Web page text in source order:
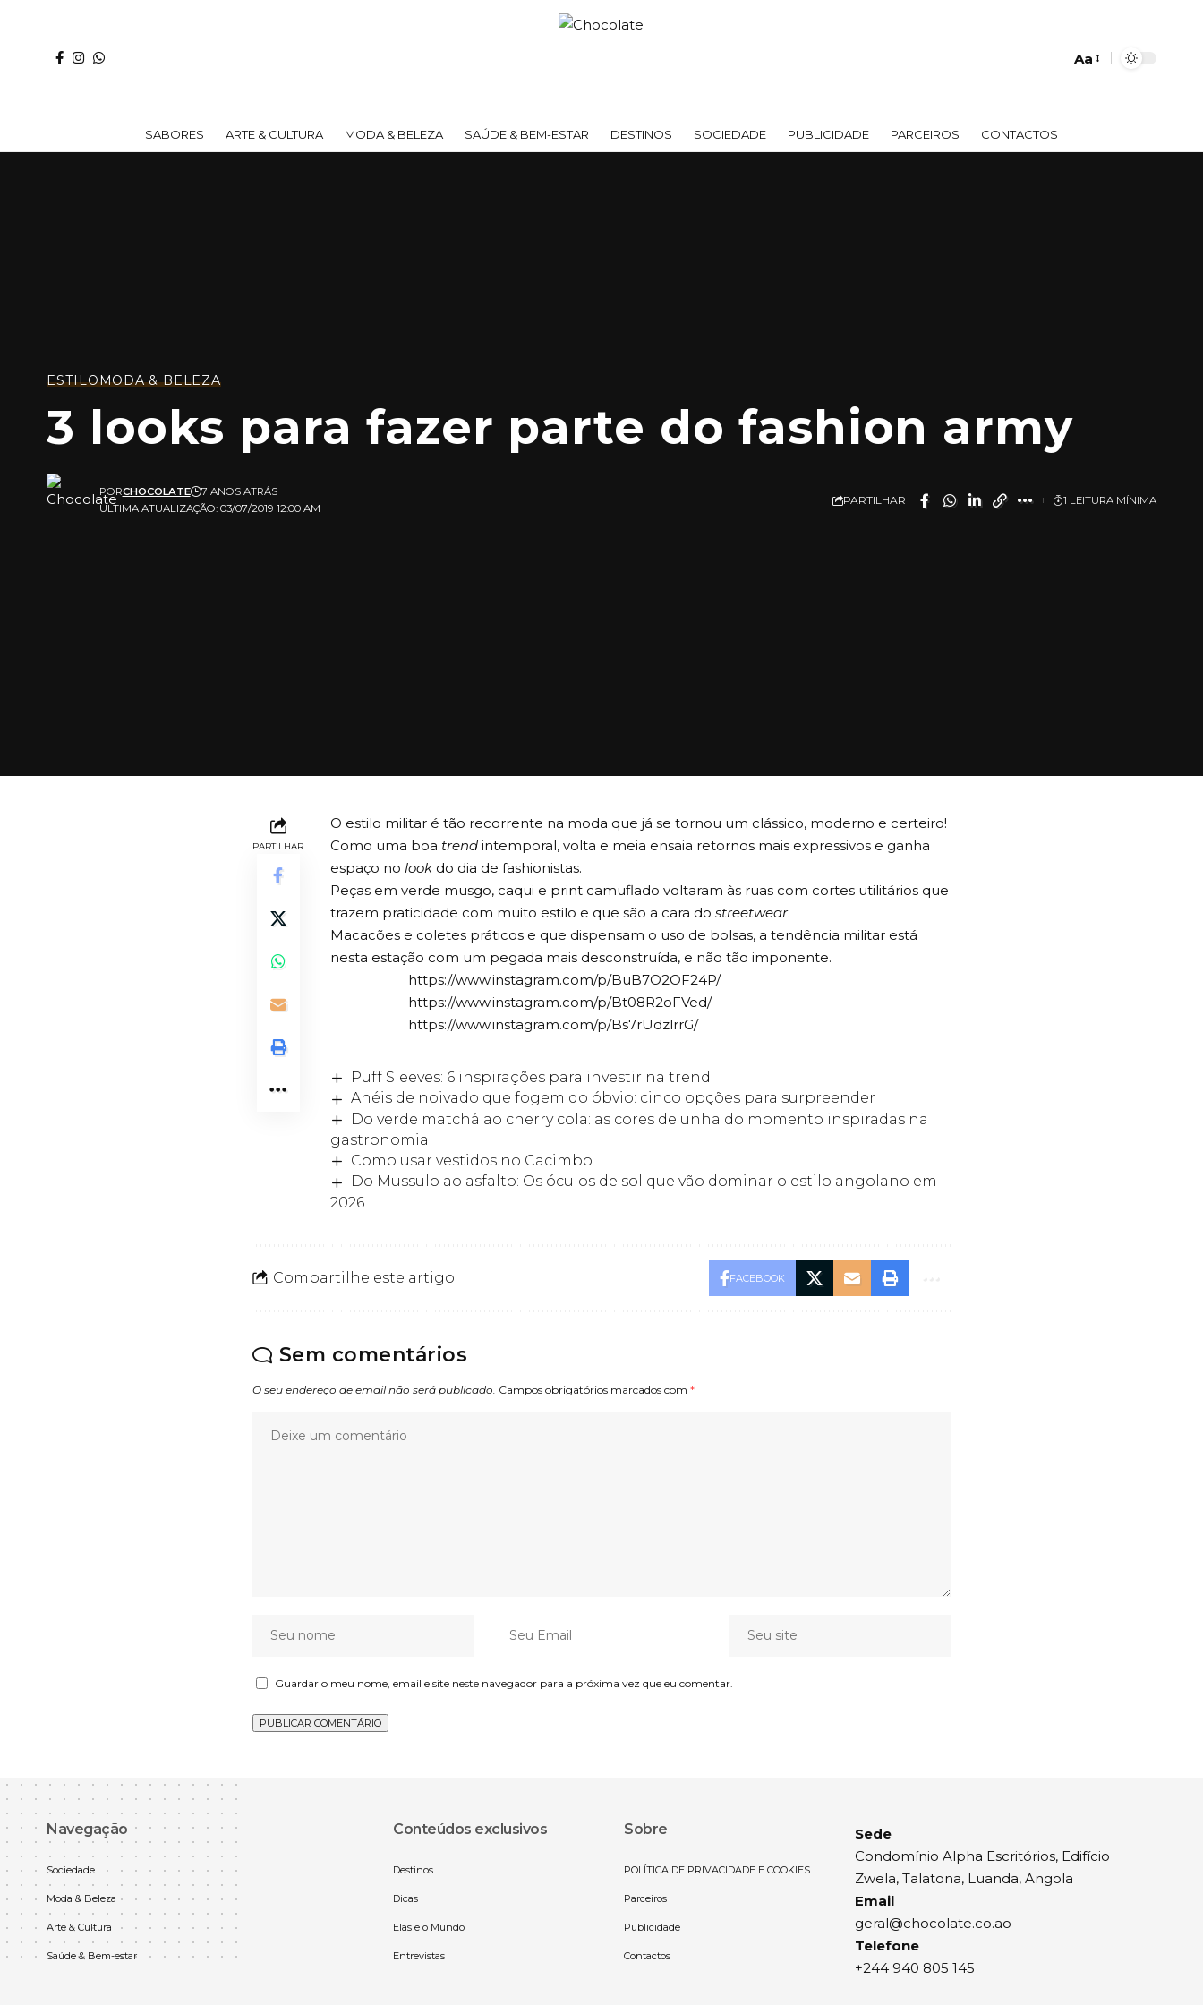
Aa
SABORES ARTE & CULTURA MODA & BELEZA SAÚDE & BEM-ESTAR DESTINOS SOCIEDADE PUBLICIDADE PARCEIROS CONTACTOS
ESTILOMODA & BELEZA
3 looks para fazer parte do fashion army
ULTIMA ATUALIZAÇÃO: 03/07/2019 12:00 AM
PORCHOCOLATE 7 ANOS ATRÁS
PARTILHAR 1 LEITURA MÍNIMA
PARTILHAR
O estilo militar é tão recorrente na moda que já se tornou um clássico, moderno e certeiro!
Como uma boa trend intemporal, volta e meia ensaia retornos mais expressivos e ganha
espaço no look do dia de fashionistas.
Peças em verde musgo, caqui e print camuflado voltaram às ruas com cortes utilitários que
trazem praticidade com muito estilo e que são a cara do streetwear.
Macacões e coletes práticos e que dispensam o uso de bolsas, a tendência militar está
nesta estação com um pegada mais desconstruída, e não tão imponente.
https://www.instagram.com/p/BuB7O2OF24P/
https://www.instagram.com/p/Bt08R2oFVed/
https://www.instagram.com/p/Bs7rUdzlrrG/
Puff Sleeves: 6 inspirações para investir na trend
Anéis de noivado que fogem do óbvio: cinco opções para surpreender
Do verde matchá ao cherry cola: as cores de unha do momento inspiradas na
gastronomia
Como usar vestidos no Cacimbo
Do Mussulo ao asfalto: Os óculos de sol que vão dominar o estilo angolano em
2026
Compartilhe este artigo FACEBOOK
Sem comentários
O seu endereço de email não será publicado. Campos obrigatórios marcados com *
Guardar o meu nome, email e site neste navegador para a próxima vez que eu comentar.
Navegação
Sociedade
Moda & Beleza
Arte & Cultura
Saúde & Bem-estar
Conteúdos exclusivos
Destinos
Dicas
Elas e o Mundo
Entrevistas
Sobre
POLÍTICA DE PRIVACIDADE E COOKIES
Parceiros
Publicidade
Contactos
Sede
Condomínio Alpha Escritórios, Edifício
Zwela, Talatona, Luanda, Angola
Email
geral@chocolate.co.ao
Telefone
+244 940 805 145